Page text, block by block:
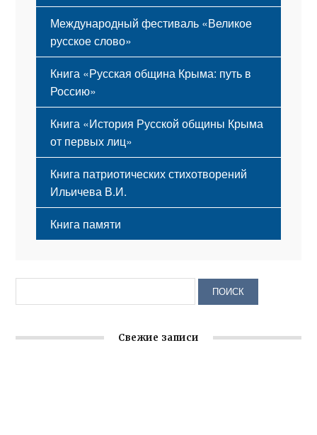
Международный фестиваль «Великое
русское слово»
Книга «Русская община Крыма: путь в
Россию»
Книга «История Русской общины Крыма
от первых лиц»
Книга патриотических стихотворений
Ильичева В.И.
Книга памяти
Свежие записи